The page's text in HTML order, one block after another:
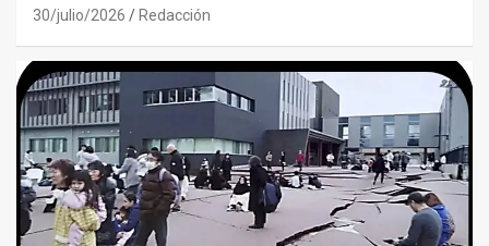
30/julio/2026 Redacción